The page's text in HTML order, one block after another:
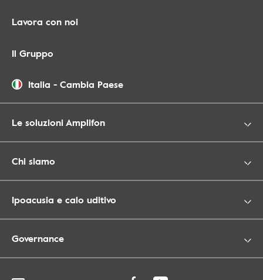
Lavora con noi
Il Gruppo
Italia - Cambia Paese
Le soluzioni Amplifon
Chi siamo
Ipoacusia e calo uditivo
Governance